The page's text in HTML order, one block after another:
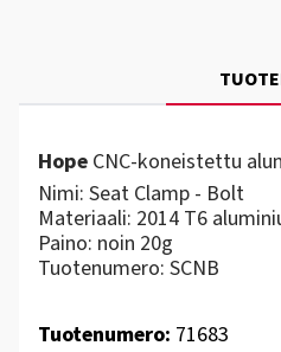
Hope CNC-koneistettu
Nimi: Seat Clamp - Bolt
Materiaali: 2014 T6
Paino: noin 20g
Tuotenumero: SCNB
Tuotenumero: 71683